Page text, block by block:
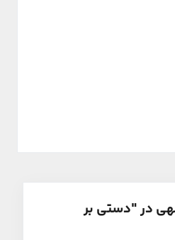
در "دستی بر